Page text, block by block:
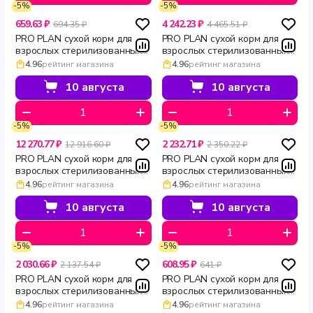
-5%
659.63 ₽ 694.35 ₽
PRO PLAN сухой корм для
взрослых стерилизованных
привередливых кошек с
уткой и печенью Sterilised
SAVOURY DUO 400 г
4.96рейтинг магазина
10 августа
-5%
4 242.23 ₽ 4 465.51 ₽
PRO PLAN сухой корм для
взрослых стерилизованных
привередливых кошек с
уткой и печенью Sterilised
SAVOURY DUO 3 кг
4.96рейтинг магазина
10 августа
-5%
12 270.77 ₽ 12 916.60 ₽
PRO PLAN сухой корм для
взрослых стерилизованных
привередливых кошек с
уткой и печенью Sterilised
SAVOURY DUO 10 кг
4.96рейтинг магазина
10 августа
-5%
2 232.71 ₽ 2 350.22 ₽
PRO PLAN сухой корм для
взрослых стерилизованных
привередливых кошек с
уткой и печенью Sterilised
SAVOURY DUO 1.5 кг
4.96рейтинг магазина
10 августа
-5%
2 030.66 ₽ 2 137.54 ₽
PRO PLAN сухой корм для
взрослых стерилизованных
кошек с лососем для
4.96рейтинг магазина
-5%
608.95 ₽ 641 ₽
PRO PLAN сухой корм для
взрослых стерилизованных
кошек с лососем для
4.96рейтинг магазина